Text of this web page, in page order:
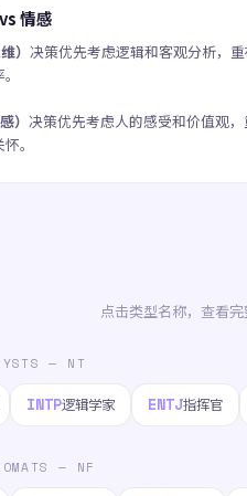
情感
） 决策优先考虑逻辑和客观分析，
） 决策优先考虑人的感受和价值观，
。
点击类型名称，查看
— NT
INTP逻辑学家 ENTJ指挥官
— NF